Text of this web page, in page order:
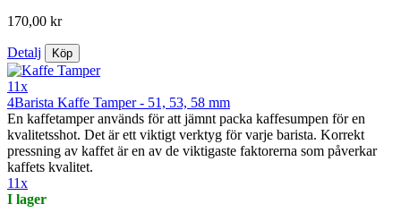
170,00 kr
Detalj Köp
11x
4Barista Kaffe Tamper - 51, 53, 58 mm
En kaffetamper används för att jämnt packa kaffesumpen för en
kvalitetsshot. Det är ett viktigt verktyg för varje barista. Korrekt
pressning av kaffet är en av de viktigaste faktorerna som påverkar
kaffets kvalitet.
11x
I lager